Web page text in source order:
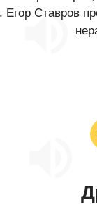
Егор Ставров